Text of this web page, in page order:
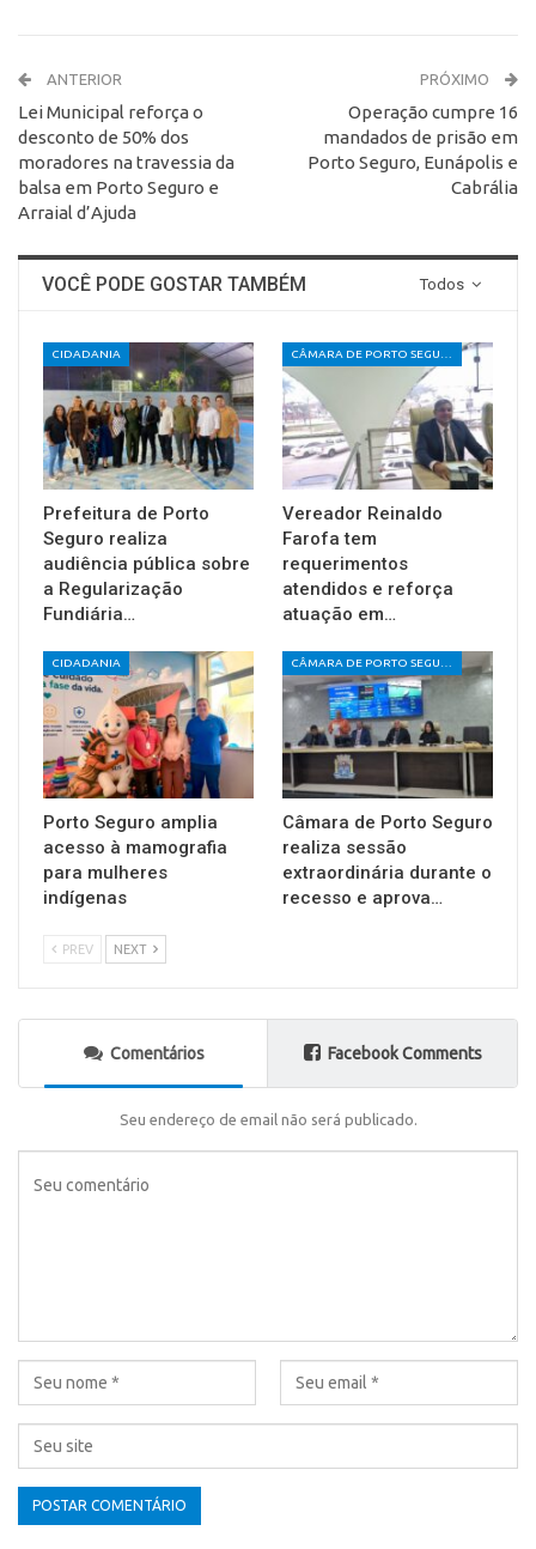
ANTERIOR
Lei Municipal reforça o
desconto de 50% dos
moradores na travessia da
balsa em Porto Seguro e
Arraial d’Ajuda
PRÓXIMO
Operação cumpre 16
mandados de prisão em
Porto Seguro, Eunápolis e
Cabrália
Todos
VOCÊ PODE GOSTAR TAMBÉM
CIDADANIA
Prefeitura de Porto
Seguro realiza
audiência pública sobre
a Regularização
Fundiária…
Vereador Reinaldo
Farofa tem
requerimentos
atendidos e reforça
atuação em…
CIDADANIA
Porto Seguro amplia
acesso à mamografia
para mulheres
indígenas
Câmara de Porto Seguro
realiza sessão
extraordinária durante o
recesso e aprova…
PREV NEXT
Comentários Facebook Comments
Seu endereço de email não será publicado.